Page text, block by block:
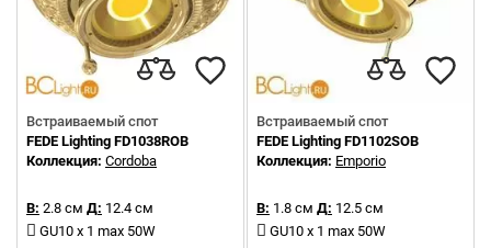
Встраиваемый спот
FEDE Lighting FD1038ROB
Коллекция: Cordoba
В: 2.8 см Д: 12.4 см
GU10 x 1 max 50W
Встраиваемый спот
FEDE Lighting FD1102SOB
Коллекция: Emporio
В: 1.8 см Д: 12.5 см
GU10 x 1 max 50W